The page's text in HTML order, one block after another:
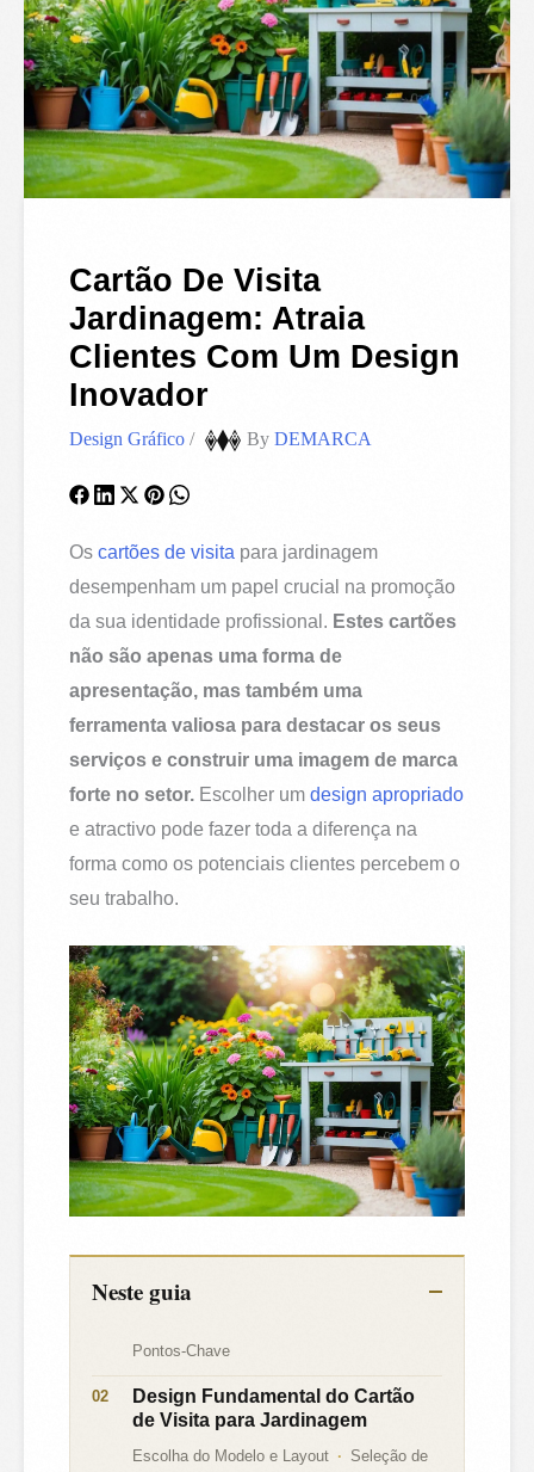
Cartão De Visita
Jardinagem: Atraia
Clientes Com Um Design
Inovador
Design Gráfico / ByDEMARCA
Oscartões de visita para jardinagem
desempenham um papel crucial na promoção
da sua identidade profissional. Estes cartões
não são apenas uma forma de
apresentação, mas também uma
ferramenta valiosa para destacar os seus
serviços e construir uma imagem de marca
forte no setor. Escolher umdesign apropriado
e atractivo pode fazer toda a diferença na
forma como os potenciais clientes percebem o
seu trabalho.
Neste guia
Pontos-Chave
Design Fundamental do Cartão
de Visita para Jardinagem
Escolha do Modelo e Layout
Seleção de